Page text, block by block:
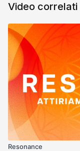
Video correlati
Resonance